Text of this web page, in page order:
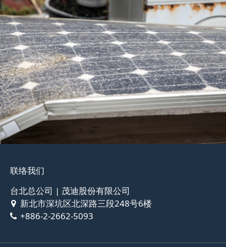
联络我们
台北总公司 | 茂迪股份有限公司
新北市深坑区北深路三段248号6楼
+886-2-2662-5093